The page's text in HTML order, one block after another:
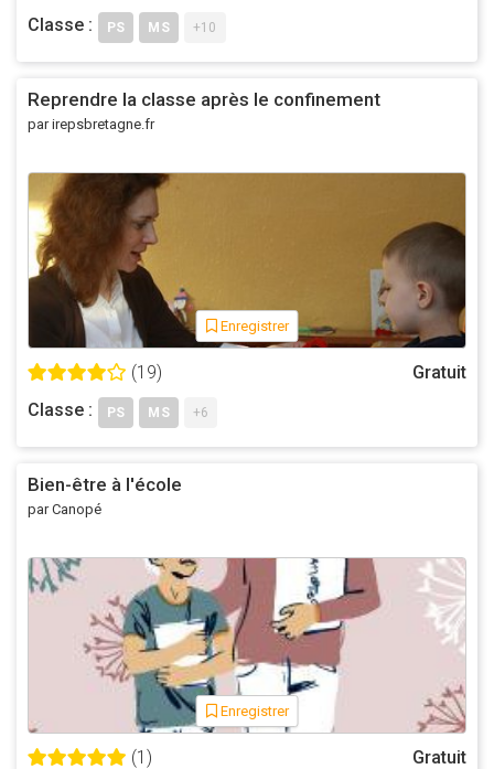
Classe : PS MS +10
Reprendre la classe après le confinement
par irepsbretagne.fr
Enregistrer
(19)
Gratuit
Classe :
PS MS +6
Bien-être à l'école
par Canopé
Enregistrer
(1)
Gratuit